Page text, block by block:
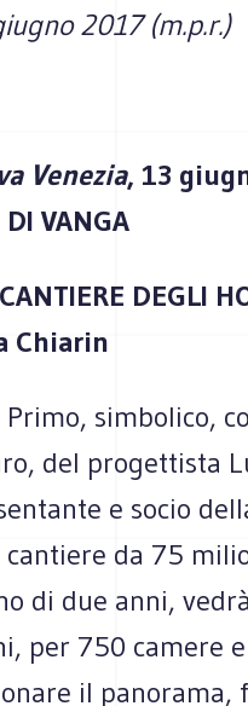
2017 (m.p.r.)
Venezia, 13
DI VANGA
DEGLI
Chiarin
Primo, simbolico,
del progettista
e socio
cantiere da 75
di due anni,
per 750 camere
il panorama,